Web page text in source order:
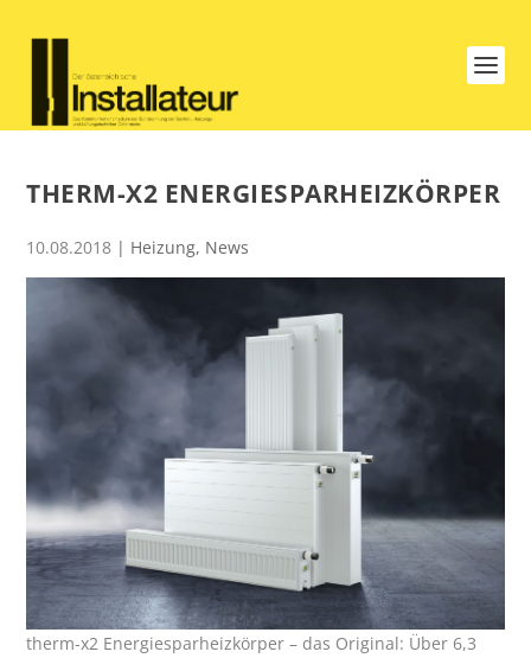
THERM-X2 ENERGIESPARHEIZKÖRPER
10.08.2018 | Heizung, News
therm-x2 Energiesparheizkörper – das Original: Über 6,3